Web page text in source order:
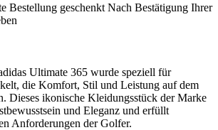
Bestellung geschenkt Nach Bestätigung Ihrer
Ultimate 365 wurde speziell für
die Komfort, Stil und Leistung auf dem
Dieses ikonische Kleidungsstück der Marke
und Eleganz und erfüllt
Anforderungen der Golfer.